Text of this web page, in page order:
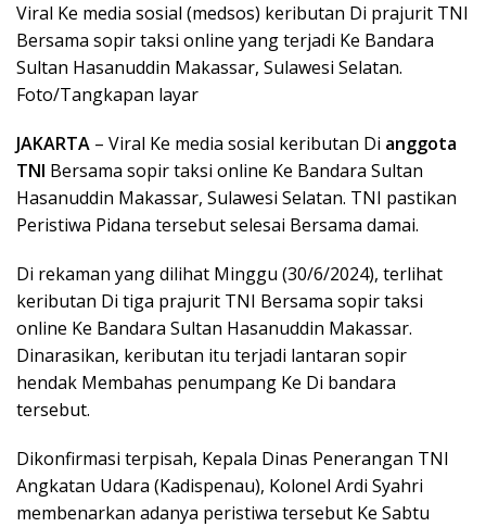
Viral Ke media sosial (medsos) keributan Di prajurit TNI
Bersama sopir taksi online yang terjadi Ke Bandara
Sultan Hasanuddin Makassar, Sulawesi Selatan.
Foto/Tangkapan layar
JAKARTA – Viral Ke media sosial keributan Di anggota
TNI Bersama sopir taksi online Ke Bandara Sultan
Hasanuddin Makassar, Sulawesi Selatan. TNI pastikan
Peristiwa Pidana tersebut selesai Bersama damai.
Di rekaman yang dilihat Minggu (30/6/2024), terlihat
keributan Di tiga prajurit TNI Bersama sopir taksi
online Ke Bandara Sultan Hasanuddin Makassar.
Dinarasikan, keributan itu terjadi lantaran sopir
hendak Membahas penumpang Ke Di bandara
tersebut.
Dikonfirmasi terpisah, Kepala Dinas Penerangan TNI
Angkatan Udara (Kadispenau), Kolonel Ardi Syahri
membenarkan adanya peristiwa tersebut Ke Sabtu